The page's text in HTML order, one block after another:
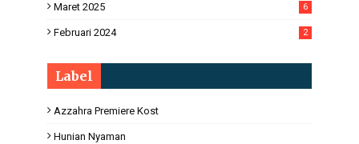
Maret 2025 6
Februari 2024 2
Label
Azzahra Premiere Kost
Hunian Nyaman